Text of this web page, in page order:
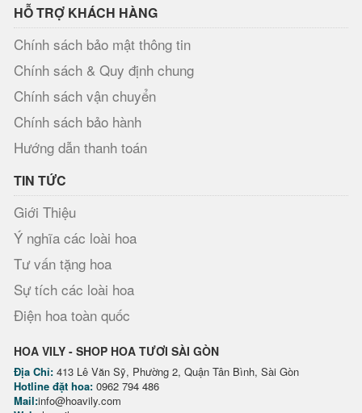
HỖ TRỢ KHÁCH HÀNG
Chính sách bảo mật thông tin
Chính sách & Quy định chung
Chính sách vận chuyển
Chính sách bảo hành
Hướng dẫn thanh toán
TIN TỨC
Giới Thiệu
Ý nghĩa các loài hoa
Tư vấn tặng hoa
Sự tích các loài hoa
Điện hoa toàn quốc
HOA VILY - SHOP HOA TƯƠI SÀI GÒN
Địa Chỉ: 413 Lê Văn Sỹ, Phường 2, Quận Tân Bình, Sài Gòn
Hotline đặt hoa: 0962 794 486
Mail:info@hoavily.com